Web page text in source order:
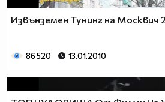
Извънземен Тунинг на Москвич
86 520 13.01.2010